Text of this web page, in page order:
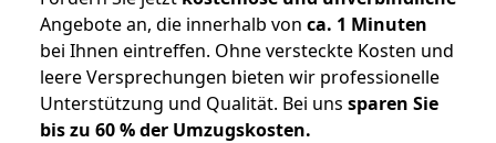
Angebote an, die innerhalb von ca. 1 Minuten
bei Ihnen eintreffen. Ohne versteckte Kosten und
leere Versprechungen bieten wir professionelle
Unterstützung und Qualität. Bei uns sparen Sie
bis zu 60 % der Umzugskosten.